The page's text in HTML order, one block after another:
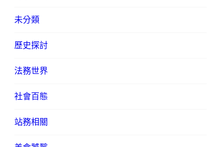
未分類
歷史探討
法務世界
社會百態
站務相關